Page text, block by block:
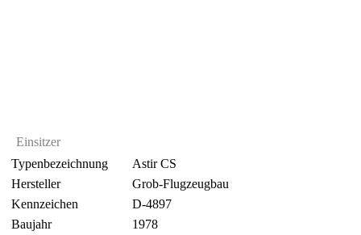
Einsitzer
Typenbezeichnung
Astir CS
Hersteller
Grob-Flugzeugbau
Kennzeichen
D-4897
Baujahr
1978